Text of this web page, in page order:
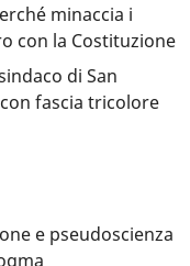
minaccia i
con la Costituzione
di San
fascia tricolore
e pseudoscienza